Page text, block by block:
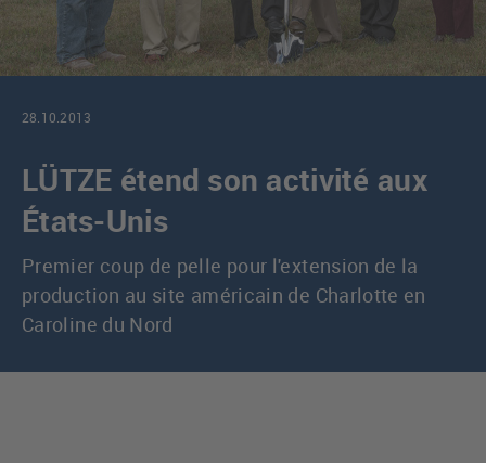
28.10.2013
LÜTZE étend son activité aux
États-Unis
Premier coup de pelle pour l'extension de la
production au site américain de Charlotte en
Caroline du Nord